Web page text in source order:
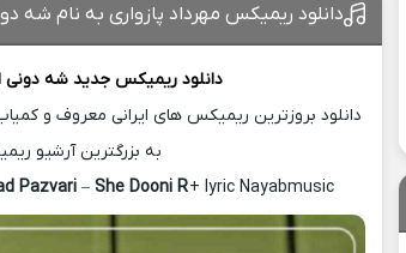
دانلود ریمیکس مهرداد پازواری به نام شه
دانلود ریمیکس جدید شه دونی
دانلود بروزترین ریمیکس های ایرانی معروف و
به بزرگترین آرشیو
Pazvari –She Dooni R+ lyric Nayabmusic